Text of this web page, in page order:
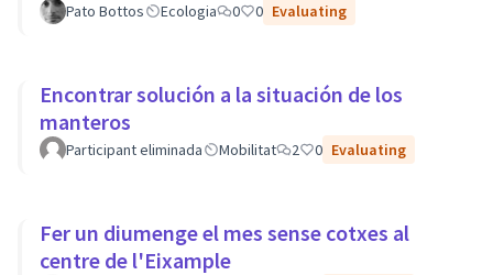
Pato Bottos Ecologia 0 0 Evaluating
Encontrar solución a la situación de los
manteros
Participant eliminada Mobilitat 2 0 Evaluating
Fer un diumenge el mes sense cotxes al
centre de l'Eixample